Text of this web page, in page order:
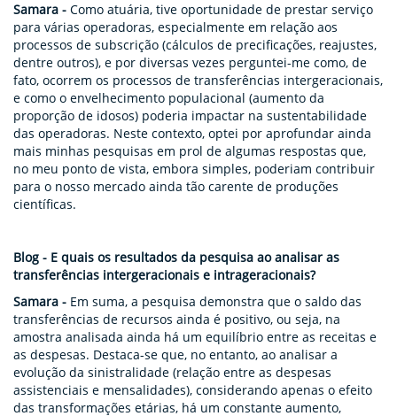
Samara - Como atuária, tive oportunidade de prestar serviço
para várias operadoras, especialmente em relação aos
processos de subscrição (cálculos de precificações, reajustes,
dentre outros), e por diversas vezes perguntei-me como, de
fato, ocorrem os processos de transferências intergeracionais,
e como o envelhecimento populacional (aumento da
proporção de idosos) poderia impactar na sustentabilidade
das operadoras. Neste contexto, optei por aprofundar ainda
mais minhas pesquisas em prol de algumas respostas que,
no meu ponto de vista, embora simples, poderiam contribuir
para o nosso mercado ainda tão carente de produções
científicas.
Blog - E quais os resultados da pesquisa ao analisar as
transferências intergeracionais e intrageracionais?
Samara - Em suma, a pesquisa demonstra que o saldo das
transferências de recursos ainda é positivo, ou seja, na
amostra analisada ainda há um equilíbrio entre as receitas e
as despesas. Destaca-se que, no entanto, ao analisar a
evolução da sinistralidade (relação entre as despesas
assistenciais e mensalidades), considerando apenas o efeito
das transformações etárias, há um constante aumento,